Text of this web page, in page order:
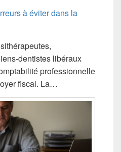
à éviter dans la
dentistes libéraux
professionnelle
fiscal. La…